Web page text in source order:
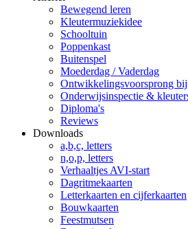
Bewegend leren
Kleutermuziekidee
Schooltuin
Poppenkast
Buitenspel
Moederdag / Vaderdag
Ontwikkelingsvoorsprong
Onderwijsinspectie &
Diploma's
Reviews
Downloads
a,b,c, letters
n,o,p, letters
Verhaaltjes AVI-start
Dagritmekaarten
Letterkaarten en cijferkaarten
Bouwkaarten
Feestmutsen